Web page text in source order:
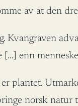
av at den
enn
plantet.
norsk